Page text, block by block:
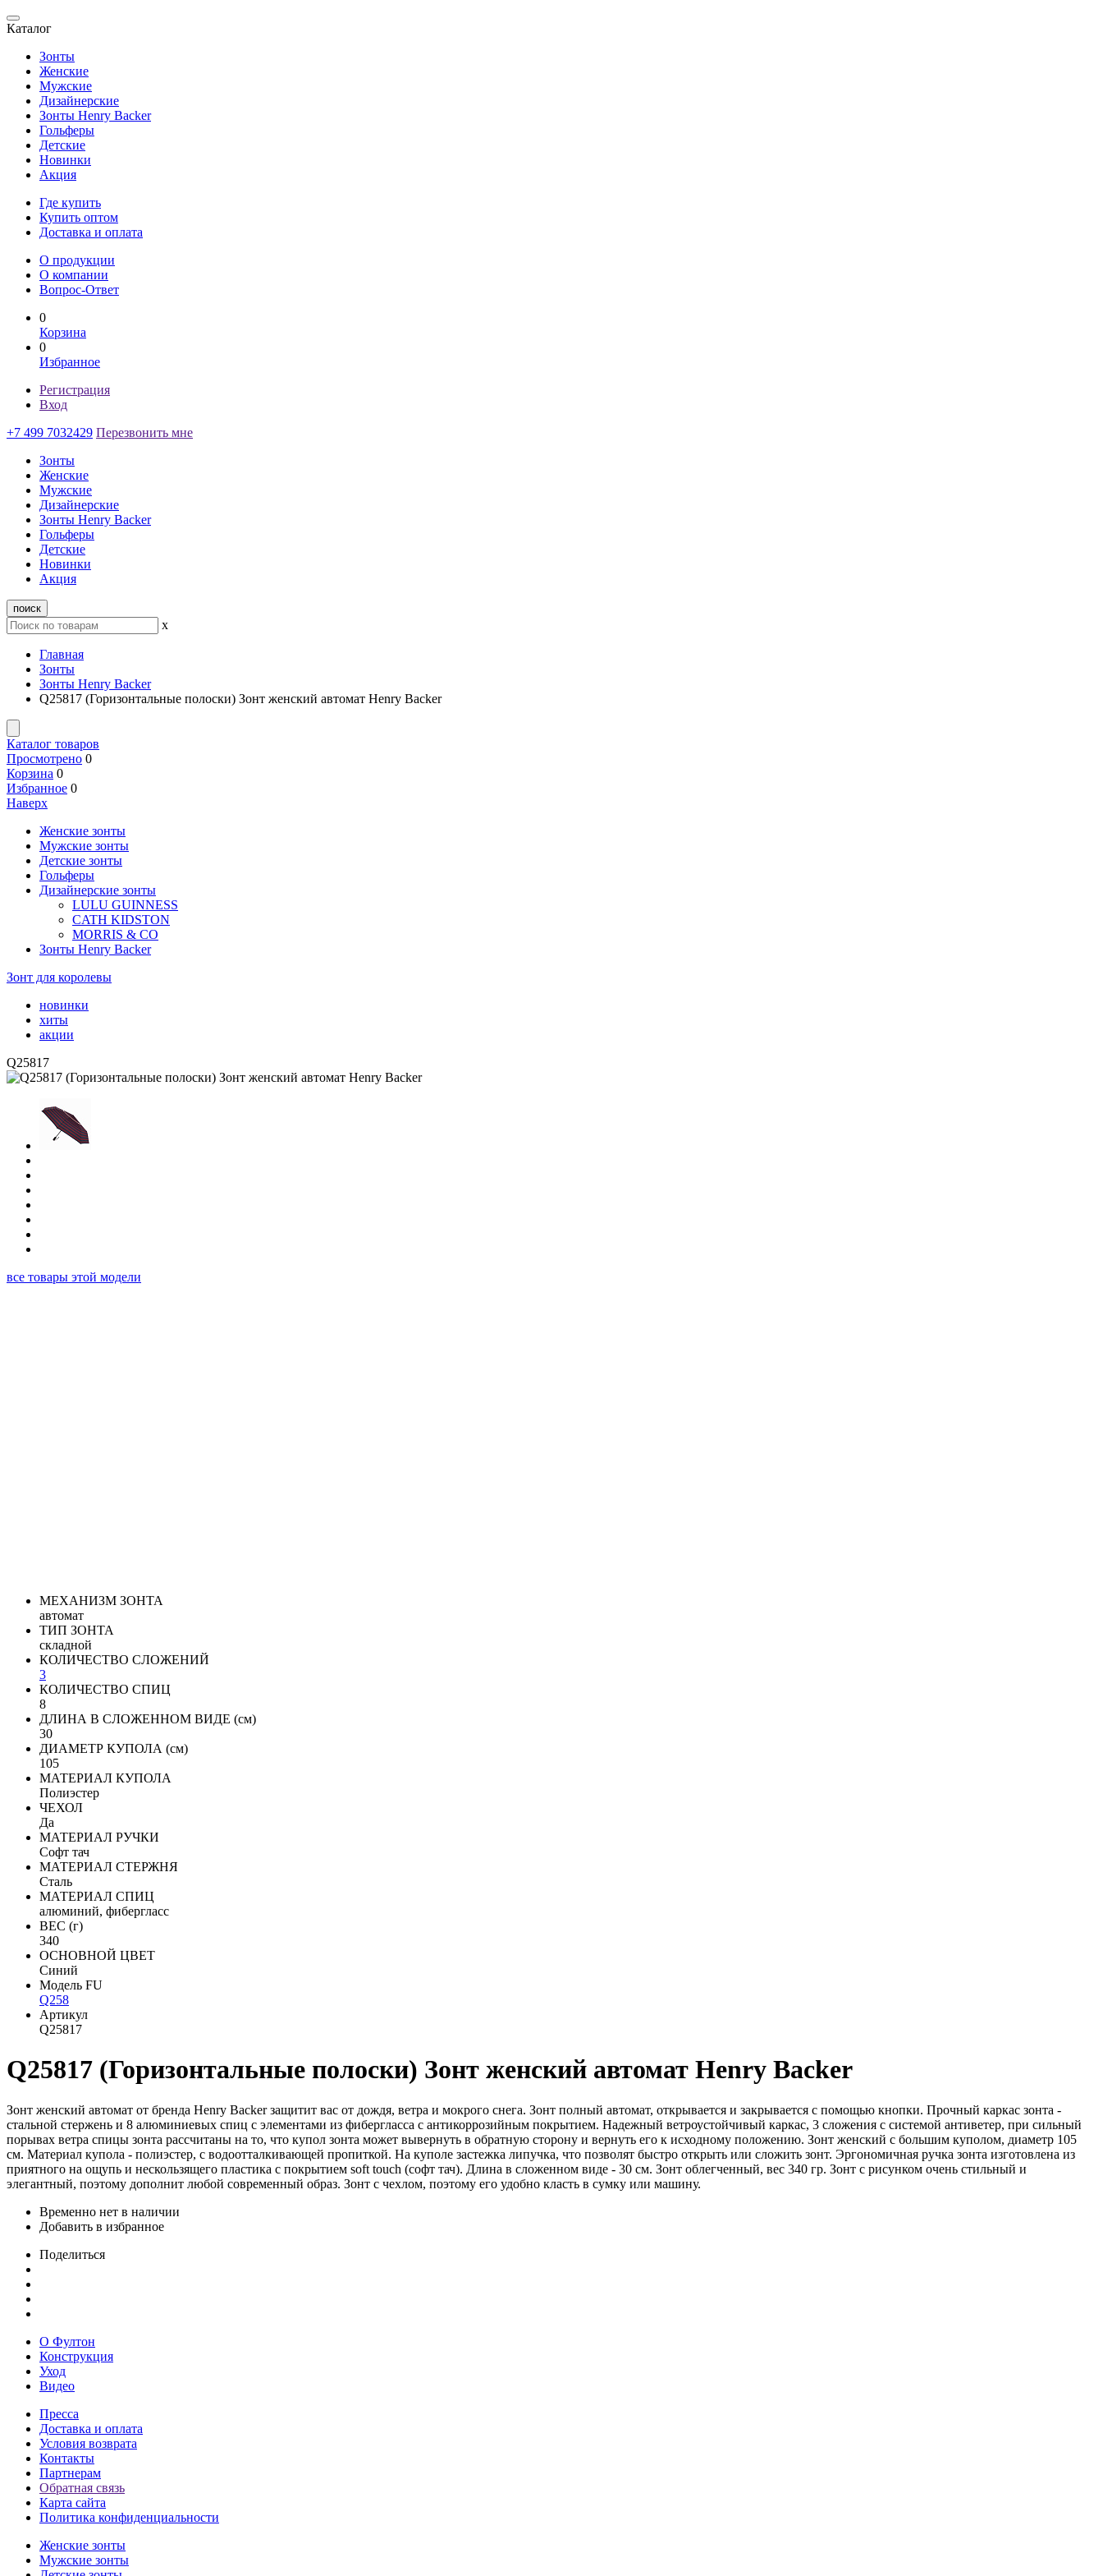
Каталог
Зонты
Женские
Мужские
Дизайнерские
Зонты Henry Backer
Гольферы
Детские
Новинки
Акция
Где купить
Купить оптом
Доставка и оплата
О продукции
О компании
Вопрос-Ответ
0
Корзина
0
Избранное
Регистрация
Вход
+7 499 7032429 Перезвонить мне
Зонты
Женские
Мужские
Дизайнерские
Зонты Henry Backer
Гольферы
Детские
Новинки
Акция
поиск
x
Главная
Зонты
Зонты Henry Backer
Q25817 (Горизонтальные полоски) Зонт женский автомат Henry Backer
Каталог товаров
Просмотрено 0
Корзина 0
Избранное 0
Наверх
Женские зонты
Мужские зонты
Детские зонты
Гольферы
Дизайнерские зонты
LULU GUINNESS
CATH KIDSTON
MORRIS & CO
Зонты Henry Backer
Зонт для королевы
новинки
хиты
акции
Q25817
все товары этой модели
МЕХАНИЗМ ЗОНТА
автомат
ТИП ЗОНТА
складной
КОЛИЧЕСТВО СЛОЖЕНИЙ
3
КОЛИЧЕСТВО СПИЦ
8
ДЛИНА В СЛОЖЕННОМ ВИДЕ (см)
30
ДИАМЕТР КУПОЛА (см)
105
МАТЕРИАЛ КУПОЛА
Полиэстер
ЧЕХОЛ
Да
МАТЕРИАЛ РУЧКИ
Софт тач
МАТЕРИАЛ СТЕРЖНЯ
Сталь
МАТЕРИАЛ СПИЦ
алюминий, фибергласс
ВЕС (г)
340
ОСНОВНОЙ ЦВЕТ
Синий
Модель FU
Q258
Артикул
Q25817
Q25817 (Горизонтальные полоски) Зонт женский автомат Henry Backer
Зонт женский автомат от бренда Henry Backer защитит вас от дождя, ветра и мокрого снега. Зонт полный автомат, открывается и закрывается с помощью кнопки. Прочный каркас зонта -
стальной стержень и 8 алюминиевых спиц с элементами из фибергласса с антикоррозийным покрытием. Надежный ветроустойчивый каркас, 3 сложения с системой антиветер, при сильный
порывах ветра спицы зонта рассчитаны на то, что купол зонта может вывернуть в обратную сторону и вернуть его к исходному положению. Зонт женский с большим куполом, диаметр 105
см. Материал купола - полиэстер, с водоотталкивающей пропиткой. На куполе застежка липучка, что позволят быстро открыть или сложить зонт. Эргономичная ручка зонта изготовлена из
приятного на ощупь и нескользящего пластика с покрытием soft touch (софт тач). Длина в сложенном виде - 30 см. Зонт облегченный, вес 340 гр. Зонт с рисунком очень стильный и
элегантный, поэтому дополнит любой современный образ. Зонт с чехлом, поэтому его удобно класть в сумку или машину.
Временно нет в наличии
Добавить в избранное
Поделиться
О Фултон
Конструкция
Уход
Видео
Пресса
Доставка и оплата
Условия возврата
Контакты
Партнерам
Обратная связь
Карта сайта
Политика конфиденциальности
Женские зонты
Мужские зонты